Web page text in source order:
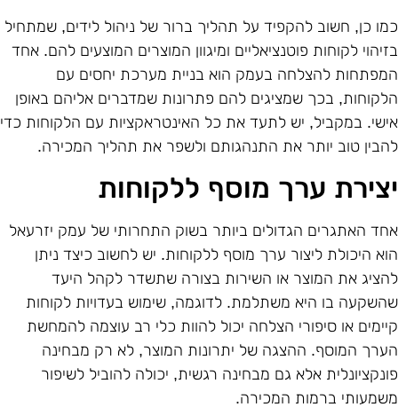
כן, חשוב להקפיד על תהליך ברור של ניהול לידים, שמתחיל
לקוחות פוטנציאליים ומיגוון המוצרים המוצעים להם. אחד
להצלחה בעמק הוא בניית מערכת יחסים עם
בכך שמציגים להם פתרונות שמדברים אליהם באופן
במקביל, יש לתעד את כל האינטראקציות עם הלקוחות כדי
טוב יותר את התנהגותם ולשפר את תהליך המכירה.
ערך מוסף ללקוחות
האתגרים הגדולים ביותר בשוק התחרותי של עמק יזרעאל
היכולת ליצור ערך מוסף ללקוחות. יש לחשוב כיצד ניתן
את המוצר או השירות בצורה שתשדר לקהל היעד
בו היא משתלמת. לדוגמה, שימוש בעדויות לקוחות
או סיפורי הצלחה יכול להוות כלי רב עוצמה להמחשת
המוסף. ההצגה של יתרונות המוצר, לא רק מבחינה
אלא גם מבחינה רגשית, יכולה להוביל לשיפור
ברמות המכירה.